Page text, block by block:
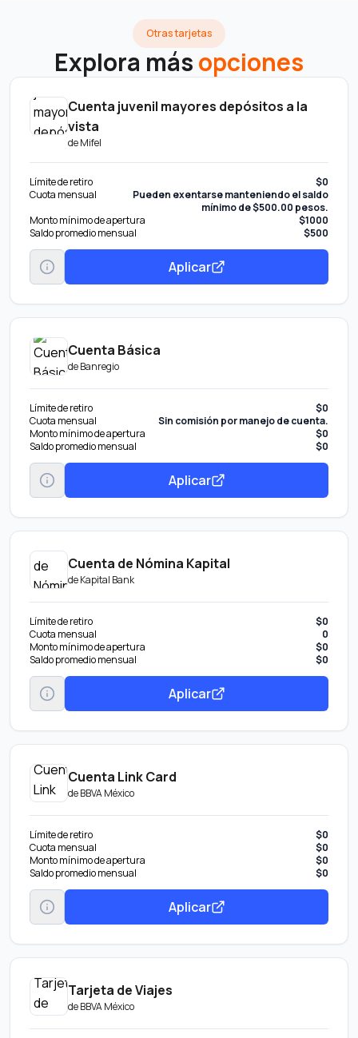
Otras tarjetas
Explora másopciones
Cuenta juvenil mayores depósitos a la
vista
deMifel
Límite de retiro
$0
Cuota mensual
Pueden exentarse manteniendo el saldo
mínimo de $500.00 pesos.
Monto mínimo de apertura
$1000
Saldo promedio mensual
$500
Aplicar
Cuenta Básica
deBanregio
Límite de retiro
$0
Cuota mensual
Sin comisión por manejo de cuenta.
Monto mínimo de apertura
$0
Saldo promedio mensual
$0
Aplicar
Cuenta de Nómina Kapital
deKapital Bank
Límite de retiro
$0
Cuota mensual
0
Monto mínimo de apertura
$0
Saldo promedio mensual
$0
Aplicar
Cuenta Link Card
deBBVA México
Límite de retiro
$0
Cuota mensual
$0
Monto mínimo de apertura
$0
Saldo promedio mensual
$0
Aplicar
Tarjeta de Viajes
deBBVA México